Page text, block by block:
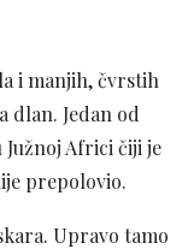
i manjih, čvrstih
dlan. Jedan od
Africi čiji je
prepolovio.
Upravo tamo